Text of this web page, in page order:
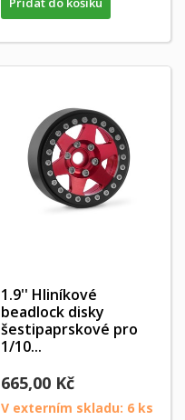
1.9'' Hliníkové
beadlock disky
šestipaprskové pro
1/10...
665,00 Kč
V externím skladu: 6 ks